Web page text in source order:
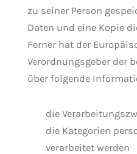
zu seiner Person
Daten und eine Kopie
Ferner hat der
Verordnungsgeber der
über folgende
die
die Kategorien
verarbeitet werden